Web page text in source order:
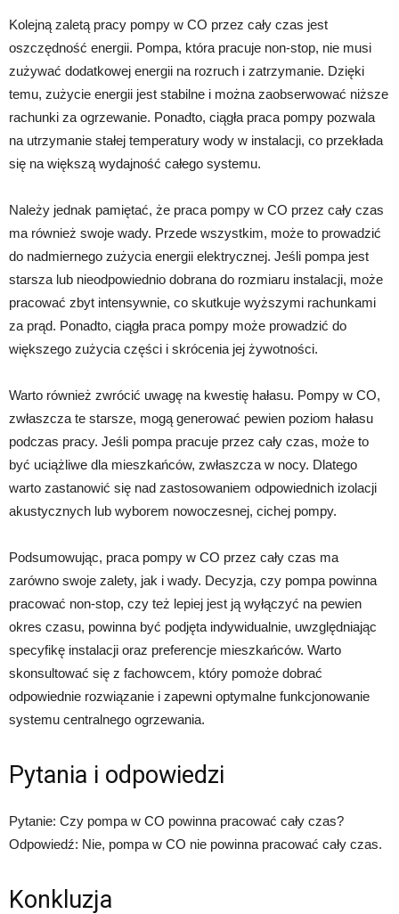
Kolejną zaletą pracy pompy w CO przez cały czas jest
oszczędność energii. Pompa, która pracuje non-stop, nie musi
zużywać dodatkowej energii na rozruch i zatrzymanie. Dzięki
temu, zużycie energii jest stabilne i można zaobserwować niższe
rachunki za ogrzewanie. Ponadto, ciągła praca pompy pozwala
na utrzymanie stałej temperatury wody w instalacji, co przekłada
się na większą wydajność całego systemu.
Należy jednak pamiętać, że praca pompy w CO przez cały czas
ma również swoje wady. Przede wszystkim, może to prowadzić
do nadmiernego zużycia energii elektrycznej. Jeśli pompa jest
starsza lub nieodpowiednio dobrana do rozmiaru instalacji, może
pracować zbyt intensywnie, co skutkuje wyższymi rachunkami
za prąd. Ponadto, ciągła praca pompy może prowadzić do
większego zużycia części i skrócenia jej żywotności.
Warto również zwrócić uwagę na kwestię hałasu. Pompy w CO,
zwłaszcza te starsze, mogą generować pewien poziom hałasu
podczas pracy. Jeśli pompa pracuje przez cały czas, może to
być uciążliwe dla mieszkańców, zwłaszcza w nocy. Dlatego
warto zastanowić się nad zastosowaniem odpowiednich izolacji
akustycznych lub wyborem nowoczesnej, cichej pompy.
Podsumowując, praca pompy w CO przez cały czas ma
zarówno swoje zalety, jak i wady. Decyzja, czy pompa powinna
pracować non-stop, czy też lepiej jest ją wyłączyć na pewien
okres czasu, powinna być podjęta indywidualnie, uwzględniając
specyfikę instalacji oraz preferencje mieszkańców. Warto
skonsultować się z fachowcem, który pomoże dobrać
odpowiednie rozwiązanie i zapewni optymalne funkcjonowanie
systemu centralnego ogrzewania.
Pytania i odpowiedzi
Pytanie: Czy pompa w CO powinna pracować cały czas?
Odpowiedź: Nie, pompa w CO nie powinna pracować cały czas.
Konkluzja